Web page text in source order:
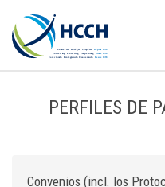
PERFILES DE
Convenios (incl. los